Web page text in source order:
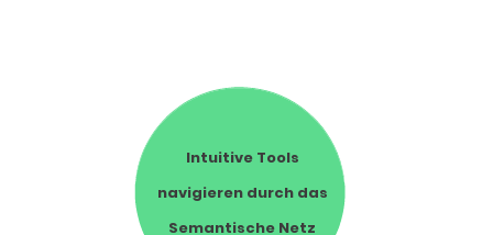
Intuitive Tools
navigieren durch das
Semantische Netz